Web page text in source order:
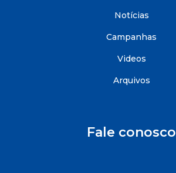
Notícias
Campanhas
Videos
Arquivos
Fale conosco